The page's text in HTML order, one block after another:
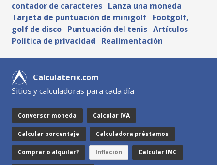
contador de caracteres Lanza una moneda
Tarjeta de puntuación de minigolf Footgolf,
golf de disco Puntuación del tenis Artículos
Política de privacidad
Realimentación
Calculaterix.com
Sitios y calculadoras para cada día
Conversor moneda Calcular IVA
Calcular porcentaje Calculadora préstamos
Comprar o alquilar? Inflación Calcular IMC